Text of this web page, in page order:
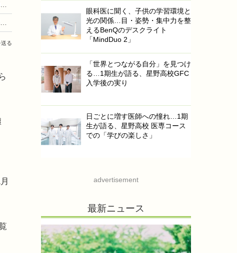
【中学受験2017】時事問題「選挙」や「核」が頻出、朝日小学生新聞調査
【中学受験2017】小石川中等教育学校、入学手続き人員を訂正…繰上げ人数変更で29人
る
眼科医に聞く、子供の学習環境と
光の関係…目・姿勢・集中力を整
えるBenQのデスクライト
「MindDuo 2」
「世界とつながる自分」を見つけ
る…1期生が語る、星野高校GFC
入学後の実り
日ごとに増す医師への憧れ…1期
生が語る、星野高校 医専コース
での「学びの楽しさ」
advertisement
最新ニュース